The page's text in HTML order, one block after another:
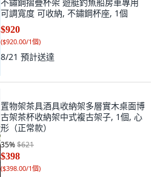
可調寬度 可收納, 不鏽鋼杯座, 1個
$920
($920.00/1個)
8/21 預計送達
置物架茶具酒具收納架多層實木桌面博
古架茶杯收納架中式複古架子, 1個, 心
形（正常款）
35%$621
$398
($398.00/1個)